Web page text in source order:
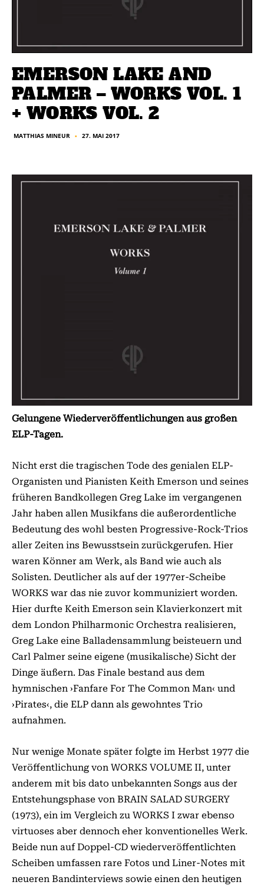
EMERSON LAKE AND
PALMER – WORKS VOL. 1
+ WORKS VOL. 2
MATTHIAS MINEUR ■ 27. MAI 2017
Gelungene Wiederveröffentlichungen aus großen
ELP-Tagen.
Nicht erst die tragischen Tode des genialen ELP-
Organisten und Pianisten Keith Emerson und seines
früheren Bandkollegen Greg Lake im vergangenen
Jahr haben allen Musikfans die außerordentliche
Bedeutung des wohl besten Progressive-Rock-Trios
aller Zeiten ins Bewusstsein zurückgerufen. Hier
waren Könner am Werk, als Band wie auch als
Solisten. Deutlicher als auf der 1977er-Scheibe
WORKS war das nie zuvor kommuniziert worden.
Hier durfte Keith Emerson sein Klavierkonzert mit
dem London Philharmonic Orchestra realisieren,
Greg Lake eine Balladensammlung beisteuern und
Carl Palmer seine eigene (musikalische) Sicht der
Dinge äußern. Das Finale bestand aus dem
hymnischen ›Fanfare For The Common Man‹ und
›Pirates‹, die ELP dann als gewohntes Trio
aufnahmen.
Nur wenige Monate später folgte im Herbst 1977 die
Veröffentlichung von WORKS VO­­LUME II, unter
anderem mit bis dato unbekannten Songs aus der
Entstehungsphase von BRAIN SALAD SURGERY
(1973), ein im Vergleich zu WORKS I zwar ebenso
virtuoses aber dennoch eher konventionelles Werk.
Beide nun auf Dop­pel-CD wiederveröffentlichten
Scheiben umfassen rare Fotos und Liner-Notes mit
neueren Band­­interviews sowie einen den heutigen